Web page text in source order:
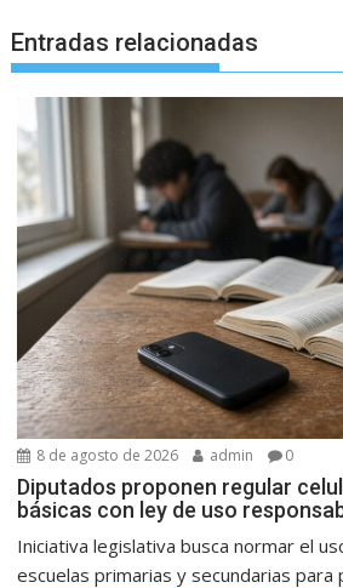
Entradas relacionadas
8 de agosto de 2026 admin 0
Diputados proponen regular
básicas con ley de uso
Iniciativa legislativa busca normar el
escuelas primarias y secundarias para